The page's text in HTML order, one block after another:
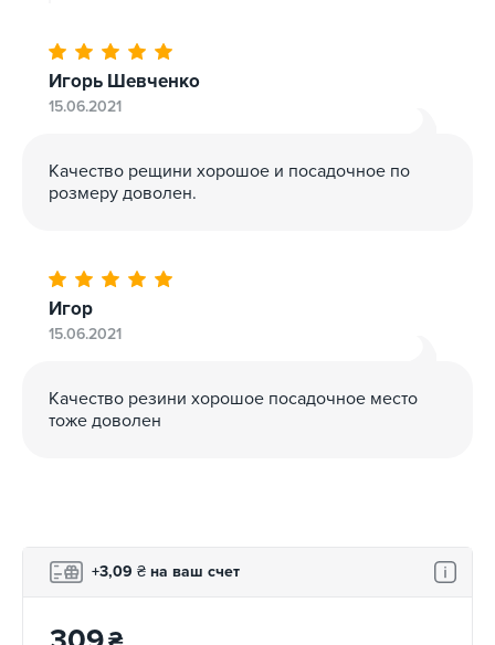
Игорь Шевченко
15.06.2021
Качество рещини хорошое и посадочное по
розмеру доволен.
Игор
15.06.2021
Качество резини хорошое посадочное место
тоже доволен
+3,09 ₴ на ваш счет